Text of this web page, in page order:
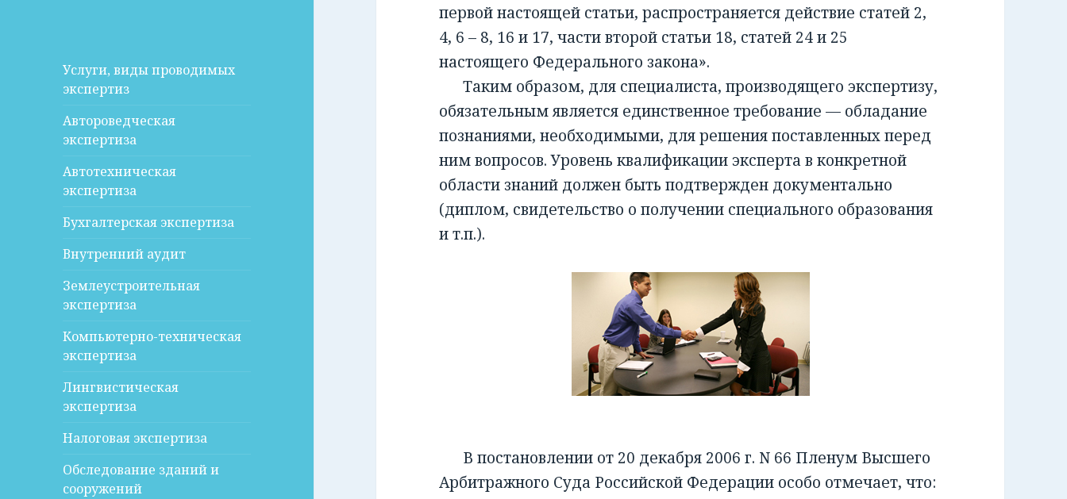
Услуги, виды проводимых
экспертиз
Автороведческая
экспертиза
Автотехническая
экспертиза
Бухгалтерская экспертиза
Внутренний аудит
Землеустроительная
экспертиза
Компьютерно-техническая
экспертиза
Лингвистическая
экспертиза
Налоговая экспертиза
Обследование зданий и
сооружений
первой настоящей статьи, распространяется действие статей 2,
4, 6 – 8, 16 и 17, части второй статьи 18, статей 24 и 25
настоящего Федерального закона».
Таким образом, для специалиста, производящего экспертизу,
обязательным является единственное требование — обладание
познаниями, необходимыми, для решения поставленных перед
ним вопросов. Уровень квалификации эксперта в конкретной
области знаний должен быть подтвержден документально
(диплом, свидетельство о получении специального образования
и т.п.).
В постановлении от 20 декабря 2006 г. N 66 Пленум Высшего
Арбитражного Суда Российской Федерации особо отмечает, что: